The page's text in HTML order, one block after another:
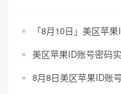
「8月10日」美区苹
美区苹果ID账号密码
8月8日美区苹果ID账